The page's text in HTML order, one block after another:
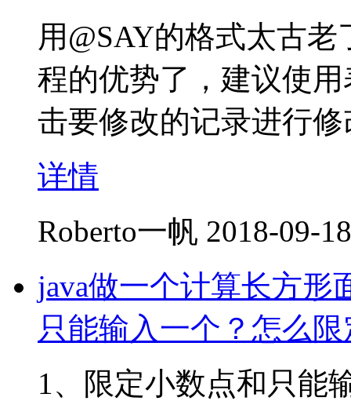
用@SAY的格式太古
程的优势了，建议使
击要修改的记录进行修
详情
Roberto一帆 2018-09-
java做一个计算长方形
只能输入一个？怎么
1、限定小数点和只能